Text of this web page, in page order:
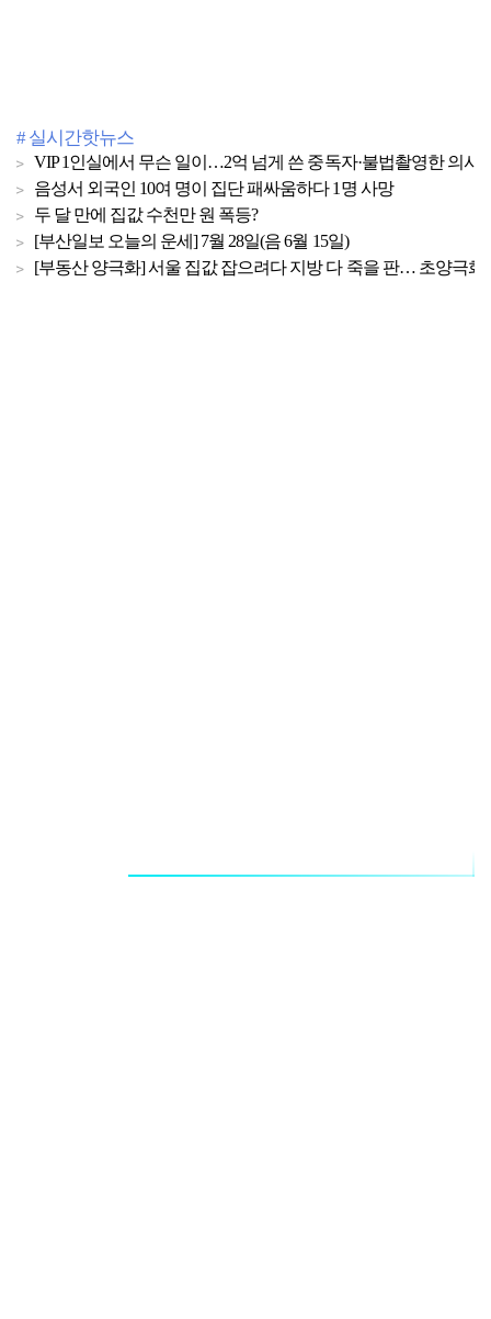
# 실시간핫뉴스
VIP 1인실에서 무슨 일이…2억 넘게 쓴 중독자·불법촬영한 의사
음성서 외국인 10여 명이 집단 패싸움하다 1명 사망
두 달 만에 집값 수천만 원 폭등?
[부산일보 오늘의 운세] 7월 28일(음 6월 15일)
[부동산 양극화] 서울 집값 잡으려다 지방 다 죽을 판… 초양극화